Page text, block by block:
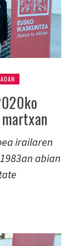
irailaren
abian